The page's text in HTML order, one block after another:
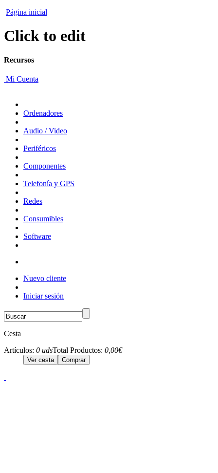
Página inicial
Click to edit
Recursos
Mi Cuenta
Ordenadores
Audio / Video
Periféricos
Componentes
Telefonía y GPS
Redes
Consumibles
Software
Nuevo cliente
Iniciar sesión
Cesta
Artículos: 0 udsTotal Productos: 0,00€